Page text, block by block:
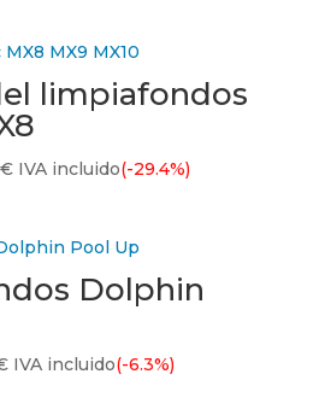
€. limpiafondos
€El
es:
230,00 €.
IVA incluido(-29.4%)
Dolphin
ElIVA incluido(-6.3%)